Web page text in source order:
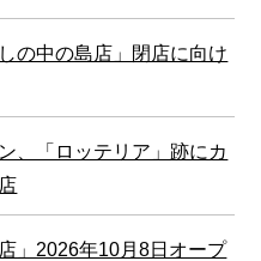
の中の島店」閉店に向け
、「ロッテリア」跡にカ
」2026年10月8日オープ